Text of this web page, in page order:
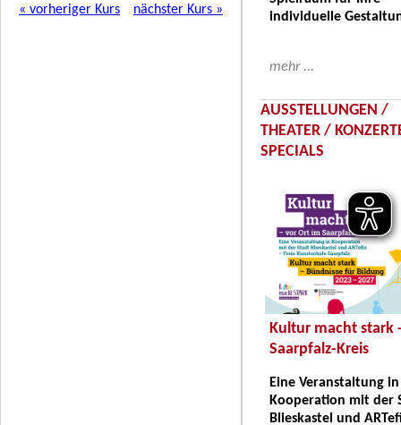
« vorheriger Kurs
nächster Kurs »
individuelle
mehr ...
AUSSTELLUNGEN /
THEATER /
SPECIALS
Kultur macht stark
Saarpfalz-Kreis
Eine Veranstaltung in
Kooperation mit der
Blieskastel und